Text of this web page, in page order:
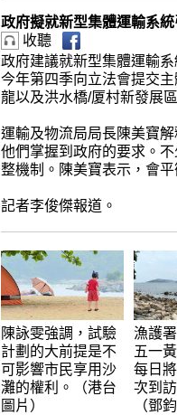
政府擬就新型集體運輸系
收聽
政府建議就新型集體運輸
今年第四季向立法會提交
龍以及洪水橋/厦村新發展
運輸及物流局局長陳美寶
他們掌握到政府的要求。
整機制。陳美寶表示，會
記者李俊傑報道。
陳詠雯強調，試驗
計劃的大前提是不
可影響市民享用沙
灘的權利。（港台
圖片）
漁護
五一
每日
次到
（鄧